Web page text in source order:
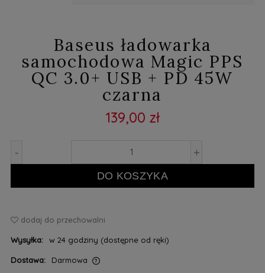
Baseus ładowarka
samochodowa Magic PPS
QC 3.0+ USB + PD 45W
czarna
139,00 zł
- +
DO KOSZYKA
dodaj do przechowalni
Wysyłka: w 24 godziny (dostępne od ręki)
Dostawa:
Darmowa